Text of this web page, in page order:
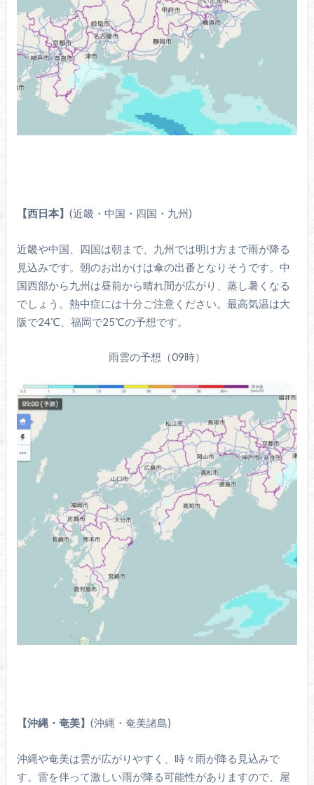
【西日本】 (近畿・中国・四国・九州)
近畿や中国、四国は朝まで、九州では明け方まで雨が降る
見込みです。朝のお出かけは傘の出番となりそうです。中
国西部から九州は昼前から晴れ間が広がり、蒸し暑くなる
でしょう。熱中症には十分ご注意ください。最高気温は大
阪で24℃、福岡で25℃の予想です。
雨雲の予想（09時）
【沖縄・奄美】 (沖縄・奄美諸島)
沖縄や奄美は雲が広がりやすく、時々雨が降る見込みで
す。雷を伴って激しい雨が降る可能性がありますので、屋